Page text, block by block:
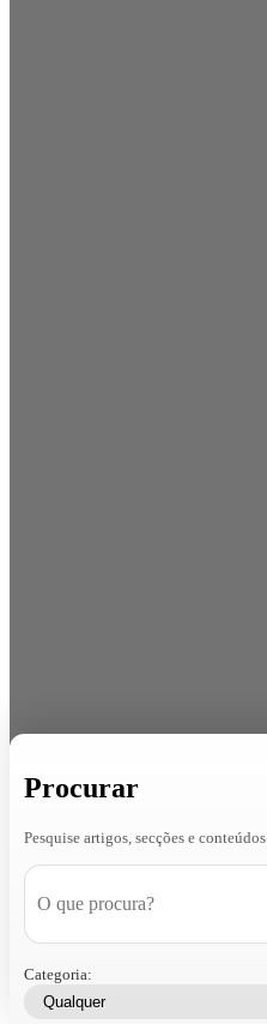
Procurar
Pesquise artigos, secções e conteúdos
Categoria: